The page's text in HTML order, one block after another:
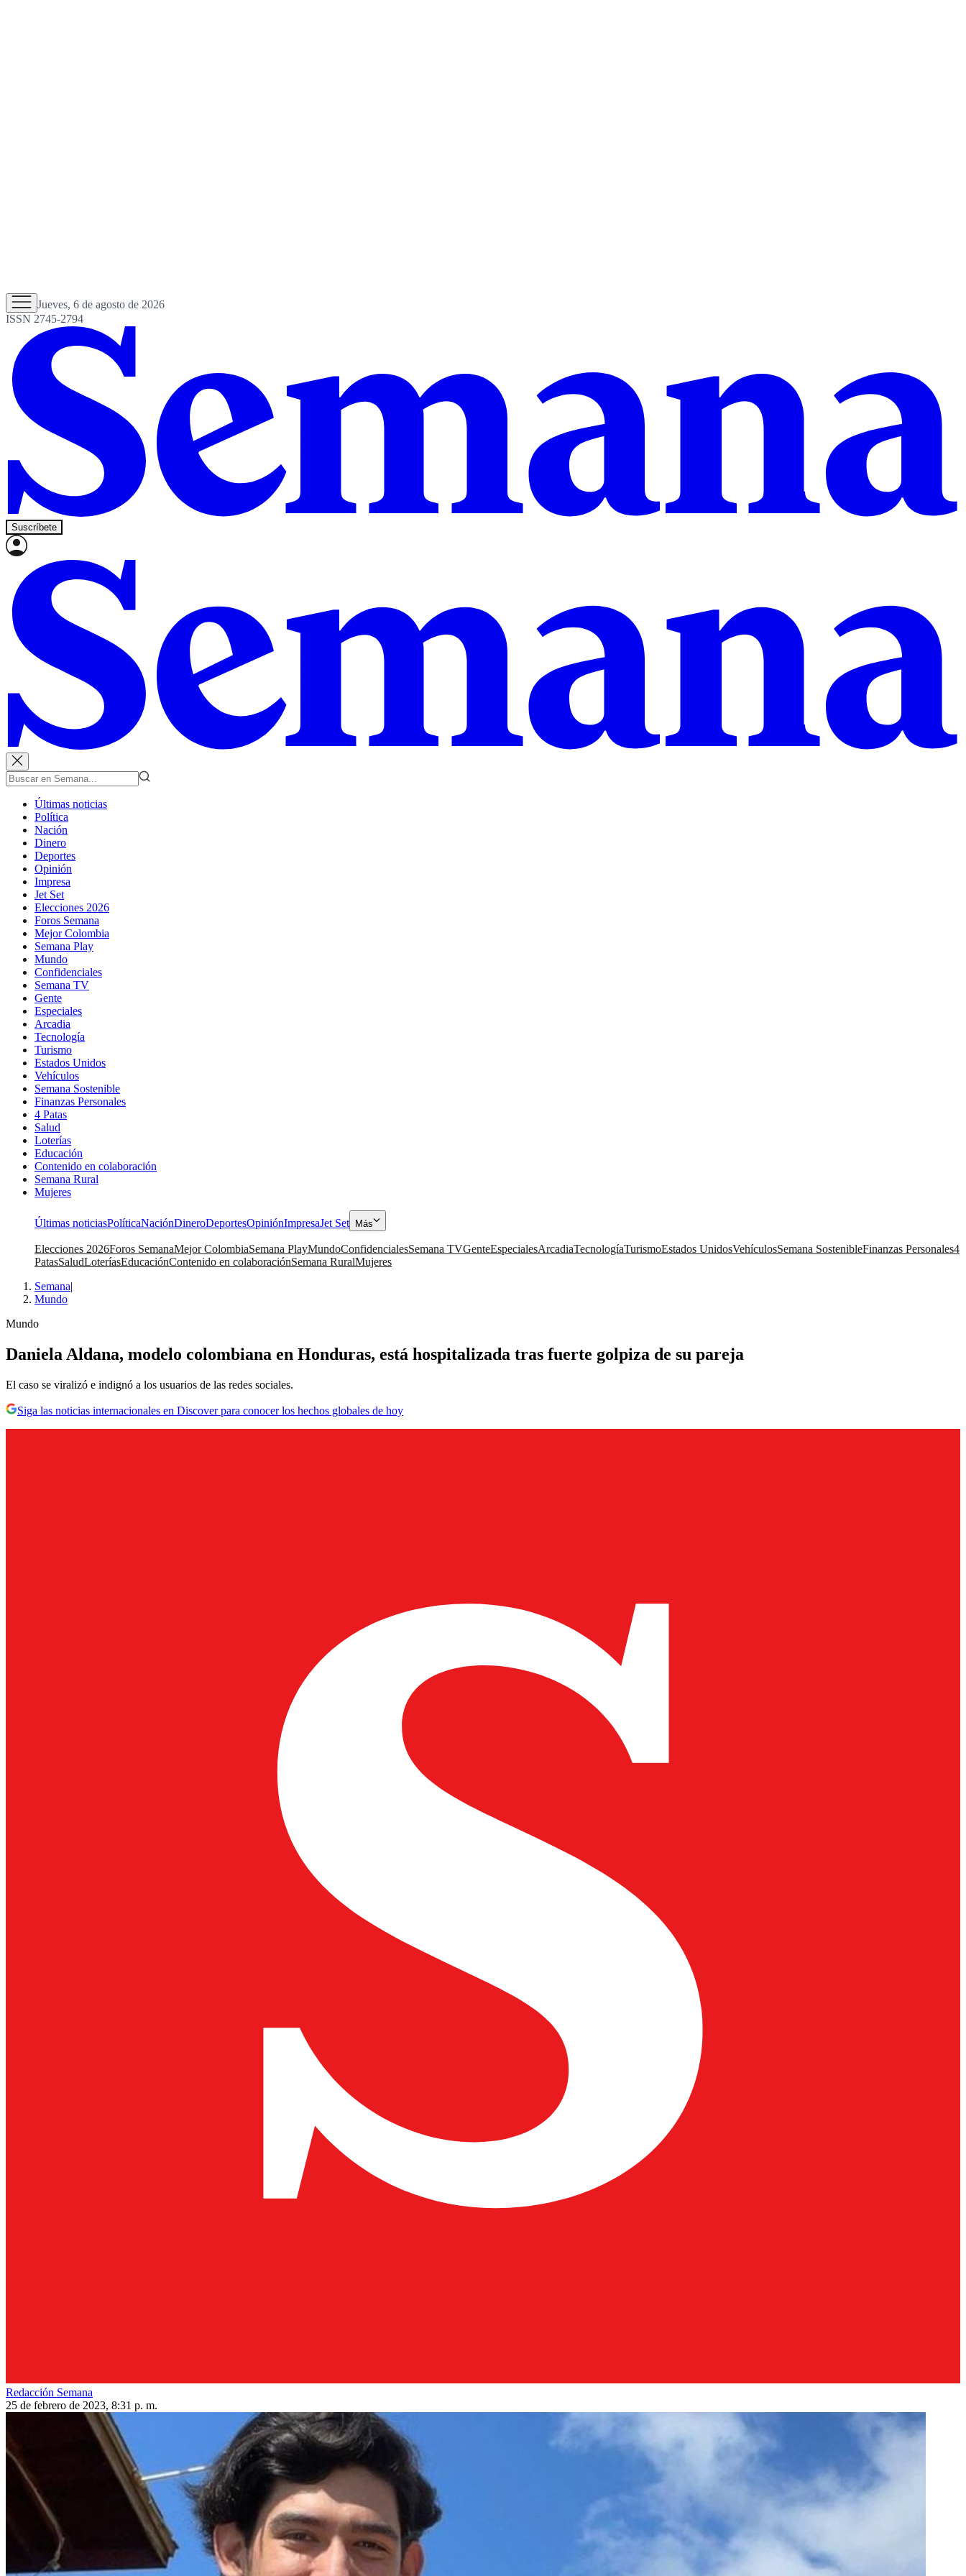
Jueves, 6 de agosto de 2026
ISSN 2745-2794
Suscríbete
Últimas noticias
Política
Nación
Dinero
Deportes
Opinión
Impresa
Jet Set
Elecciones 2026
Foros Semana
Mejor Colombia
Semana Play
Mundo
Confidenciales
Semana TV
Gente
Especiales
Arcadia
Tecnología
Turismo
Estados Unidos
Vehículos
Semana Sostenible
Finanzas Personales
4 Patas
Salud
Loterías
Educación
Contenido en colaboración
Semana Rural
Mujeres
Últimas noticiasPolíticaNaciónDineroDeportesOpiniónImpresaJet Set Más
Elecciones 2026Foros SemanaMejor ColombiaSemana PlayMundoConfidencialesSemana TVGenteEspecialesArcadiaTecnologíaTurismoEstados UnidosVehículosSemana SostenibleFinanzas Personales4
PatasSaludLoteríasEducaciónContenido en colaboraciónSemana RuralMujeres
Semana|
Mundo
Mundo
Daniela Aldana, modelo colombiana en Honduras, está hospitalizada tras fuerte golpiza de su pareja
El caso se viralizó e indignó a los usuarios de las redes sociales.
Siga las noticias internacionales en Discover para conocer los hechos globales de hoy
Redacción Semana
25 de febrero de 2023, 8:31 p. m.